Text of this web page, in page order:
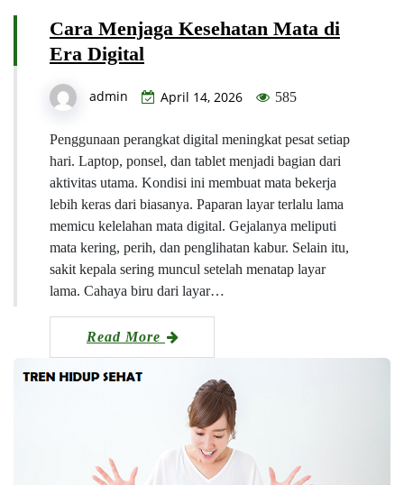
Cara Menjaga Kesehatan Mata di
Era Digital
admin April 14, 2026 585
Penggunaan perangkat digital meningkat pesat setiap
hari. Laptop, ponsel, dan tablet menjadi bagian dari
aktivitas utama. Kondisi ini membuat mata bekerja
lebih keras dari biasanya. Paparan layar terlalu lama
memicu kelelahan mata digital. Gejalanya meliputi
mata kering, perih, dan penglihatan kabur. Selain itu,
sakit kepala sering muncul setelah menatap layar
lama. Cahaya biru dari layar…
Read More